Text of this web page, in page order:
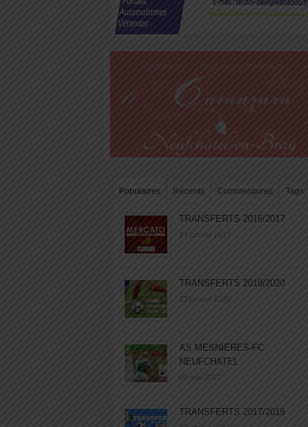
Populaires Récents Commentaires Tags
TRANSFERTS 2016/2017
14 janvier 2017
TRANSFERTS 2019/2020
27 janvier 2020
AS MESNIERES-FC
NEUFCHATEL
05 mai 2017
TRANSFERTS 2017/2018